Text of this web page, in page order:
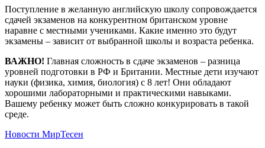
Поступление в желанную английскую школу сопровождается
сдачей экзаменов на конкурентном британском уровне
наравне с местными учениками. Какие именно это будут
экзамены – зависит от выбранной школы и возраста ребенка.
ВАЖНО! Главная сложность в сдаче экзаменов – разница
уровней подготовки в РФ и Британии. Местные дети изучают
науки (физика, химия, биология) с 8 лет! Они обладают
хорошими лабораторными и практическими навыками.
Вашему ребенку может быть сложно конкурировать в такой
среде.
Новости МирТесен